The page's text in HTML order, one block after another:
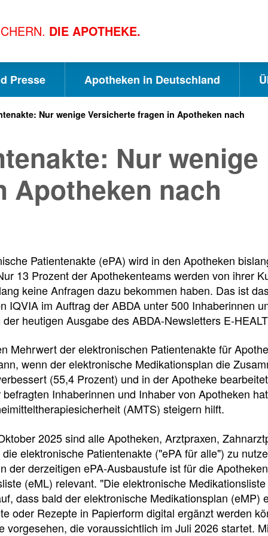
DIE APOTHEKE.
Presse Apotheken in Deutschland
Nur wenige Versicherte fragen in Apotheken nach
Nur wenige
Apotheken nach
Patientenakte (ePA) wird in den Apotheken
13 Prozent der Apothekenteams werden von ihrer
keine Anfragen dazu bekommen haben. Das ist
IQVIA im Auftrag der ABDA unter 500 Inhaberinnen
heutigen Ausgabe des ABDA-Newsletters E-
Mehrwert der elektronischen Patientenakte für
wenn der elektronische Medikationsplan die
(55,4 Prozent) und in der Apotheke
befragten Inhaberinnen und Inhaber von Apotheken
(AMTS) steigern hilft.
2025 sind alle Apotheken, Arztpraxen,
elektronische Patientenakte ("ePA für alle") zu
der derzeitigen ePA-Ausbaustufe ist für die
(eML) relevant. "Die elektronische
dass bald der elektronische Medikationsplan (eMP)
oder Rezepte in Papierform digital ergänzt werden
vorgesehen, die voraussichtlich im Juli 2026 startet.
S
c
h
e
l
l
z
u
g
r
i
f
S
e
i
e
t
e
i
l
e
n
Newsdetail
S
u
c
e